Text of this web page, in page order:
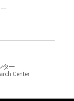
ー
Center